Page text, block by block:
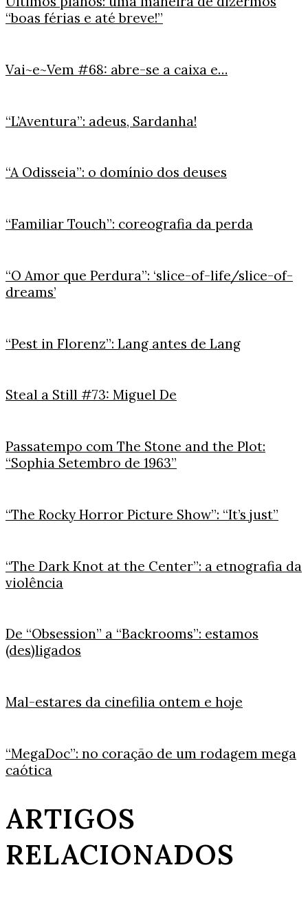
“boas férias e até breve!”
Vai~e~Vem #68: abre-se a caixa e…
“L’Aventura”: adeus, Sardanha!
“A Odisseia”: o domínio dos deuses
“Familiar Touch”: coreografia da perda
“O Amor que Perdura”: ‘slice-of-life/slice-of-
dreams’
“Pest in Florenz”: Lang antes de Lang
Steal a Still #73: Miguel De
Passatempo com The Stone and the Plot:
“Sophia Setembro de 1963”
“The Rocky Horror Picture Show”: “It’s just”
“The Dark Knot at the Center”: a etnografia da
violência
De “Obsession” a “Backrooms”: estamos
(des)ligados
Mal-estares da cinefilia ontem e hoje
“MegaDoc”: no coração de um rodagem mega
caótica
ARTIGOS
RELACIONADOS